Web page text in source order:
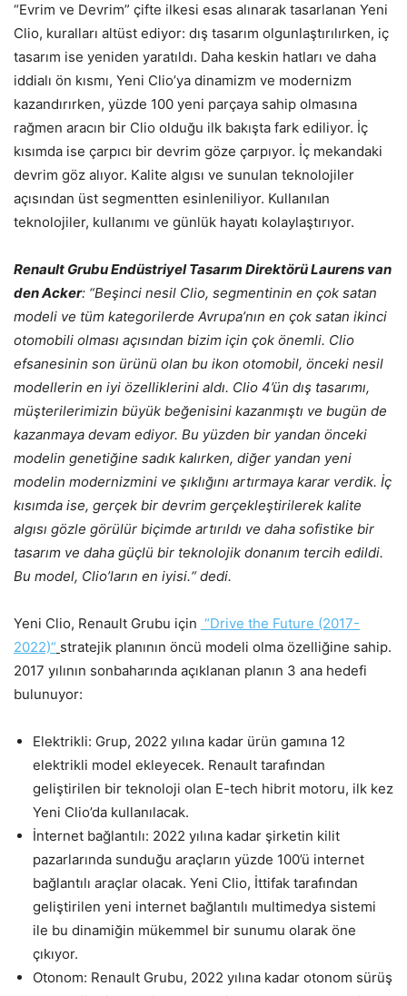
“Evrim ve Devrim” çifte ilkesi esas alınarak tasarlanan Yeni
Clio, kuralları altüst ediyor: dış tasarım olgunlaştırılırken, iç
tasarım ise yeniden yaratıldı. Daha keskin hatları ve daha
iddialı ön kısmı, Yeni Clio’ya dinamizm ve modernizm
kazandırırken, yüzde 100 yeni parçaya sahip olmasına
rağmen aracın bir Clio olduğu ilk bakışta fark ediliyor. İç
kısımda ise çarpıcı bir devrim göze çarpıyor. İç mekandaki
devrim göz alıyor. Kalite algısı ve sunulan teknolojiler
açısından üst segmentten esinleniliyor. Kullanılan
teknolojiler, kullanımı ve günlük hayatı kolaylaştırıyor.
Renault Grubu Endüstriyel Tasarım Direktörü Laurens van
den Acker: “Beşinci nesil Clio, segmentinin en çok satan
modeli ve tüm kategorilerde Avrupa’nın en çok satan ikinci
otomobili olması açısından bizim için çok önemli. Clio
efsanesinin son ürünü olan bu ikon otomobil, önceki nesil
modellerin en iyi özelliklerini aldı. Clio 4’ün dış tasarımı,
müşterilerimizin büyük beğenisini kazanmıştı ve bugün de
kazanmaya devam ediyor. Bu yüzden bir yandan önceki
modelin genetiğine sadık kalırken, diğer yandan yeni
modelin modernizmini ve şıklığını artırmaya karar verdik. İç
kısımda ise, gerçek bir devrim gerçekleştirilerek kalite
algısı gözle görülür biçimde artırıldı ve daha sofistike bir
tasarım ve daha güçlü bir teknolojik donanım tercih edildi.
Bu model, Clio’ların en iyisi.“ dedi.
Yeni Clio, Renault Grubu için “Drive the Future (2017-
2022)“ stratejik planının öncü modeli olma özelliğine sahip.
2017 yılının sonbaharında açıklanan planın 3 ana hedefi
bulunuyor:
Elektrikli: Grup, 2022 yılına kadar ürün gamına 12
elektrikli model ekleyecek. Renault tarafından
geliştirilen bir teknoloji olan E-tech hibrit motoru, ilk kez
Yeni Clio’da kullanılacak.
İnternet bağlantılı: 2022 yılına kadar şirketin kilit
pazarlarında sunduğu araçların yüzde 100’ü internet
bağlantılı araçlar olacak. Yeni Clio, İttifak tarafından
geliştirilen yeni internet bağlantılı multimedya sistemi
ile bu dinamiğin mükemmel bir sunumu olarak öne
çıkıyor.
Otonom: Renault Grubu, 2022 yılına kadar otonom sürüş